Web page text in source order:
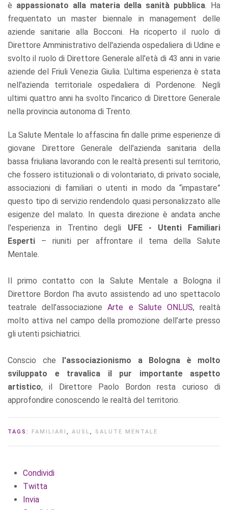
è appassionato alla materia della sanità pubblica. Ha
frequentato un master biennale in management delle
aziende sanitarie alla Bocconi. Ha ricoperto il ruolo di
Direttore Amministrativo dell'azienda ospedaliera di Udine e
svolto il ruolo di Direttore Generale all'età di 43 anni in varie
aziende del Friuli Venezia Giulia. L'ultima esperienza è stata
nell'azienda territoriale ospedaliera di Pordenone. Negli
ultimi quattro anni ha svolto l'incarico di Direttore Generale
nella provincia autonoma di Trento.
La Salute Mentale lo affascina fin dalle prime esperienze di
giovane Direttore Generale dell'azienda sanitaria della
bassa friuliana lavorando con le realtà presenti sul territorio,
che fossero istituzionali o di volontariato, di privato sociale,
associazioni di familiari o utenti in modo da “impastare”
questo tipo di servizio rendendolo quasi personalizzato alle
esigenze del malato. In questa direzione è andata anche
l'esperienza in Trentino degli UFE - Utenti Familiari
Esperti – riuniti per affrontare il tema della Salute
Mentale.
Il primo contatto con la Salute Mentale a Bologna il
Direttore Bordon l’ha avuto assistendo ad uno spettacolo
teatrale dell’associazioneArte e Salute ONLUS, realtà
molto attiva nel campo della promozione dell’arte presso
gli utenti psichiatrici.
Conscio che l'associazionismo a Bologna è molto
sviluppato e travalica il pur importante aspetto
artistico, il Direttore Paolo Bordon resta curioso di
approfondire conoscendo le realtà del territorio.
TAGS: FAMILIARI , AUSL, SALUTE MENTALE
Condividi
Twitta
Invia